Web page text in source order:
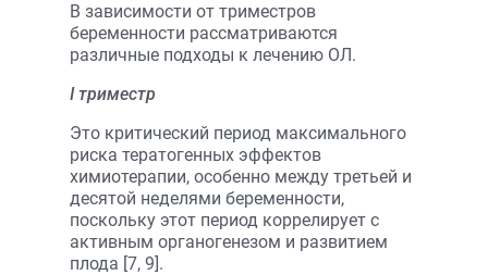
В зависимости от триместров
беременности рассматриваются
различные подходы к лечению ОЛ.
I триместр
Это критический период максимального
риска тератогенных эффектов
химиотерапии, особенно между третьей и
десятой неделями беременности,
поскольку этот период коррелирует с
активным органогенезом и развитием
плода [7, 9].